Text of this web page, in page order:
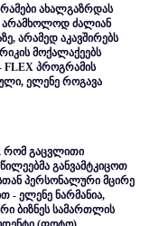
ახალგაზრდას
არამხოლოდ ძალიან
არამედ აკავშირებს
მოქალაქეებს
პროგრამის
ელენე როგავა
რომ გაცვლითი
განვამტკიცოთ
პერსონალური მცირე
- ელენე ნარმანია,
ბიზნეს სამართლის